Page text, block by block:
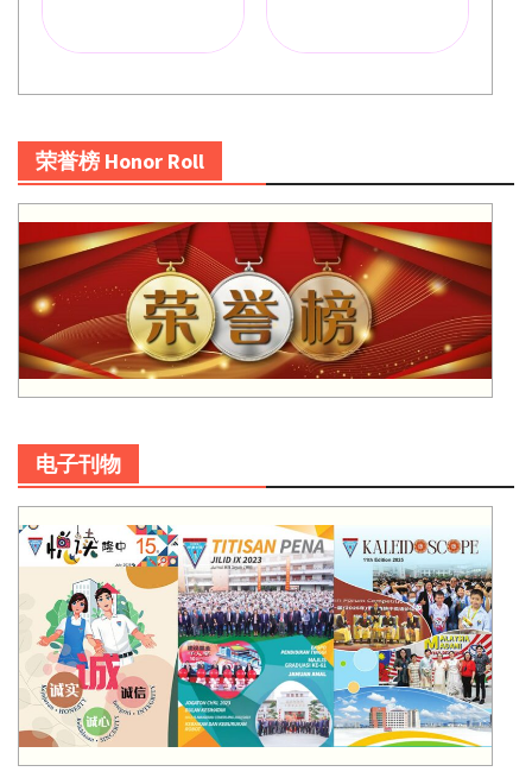
荣誉榜 Honor Roll
电子刊物